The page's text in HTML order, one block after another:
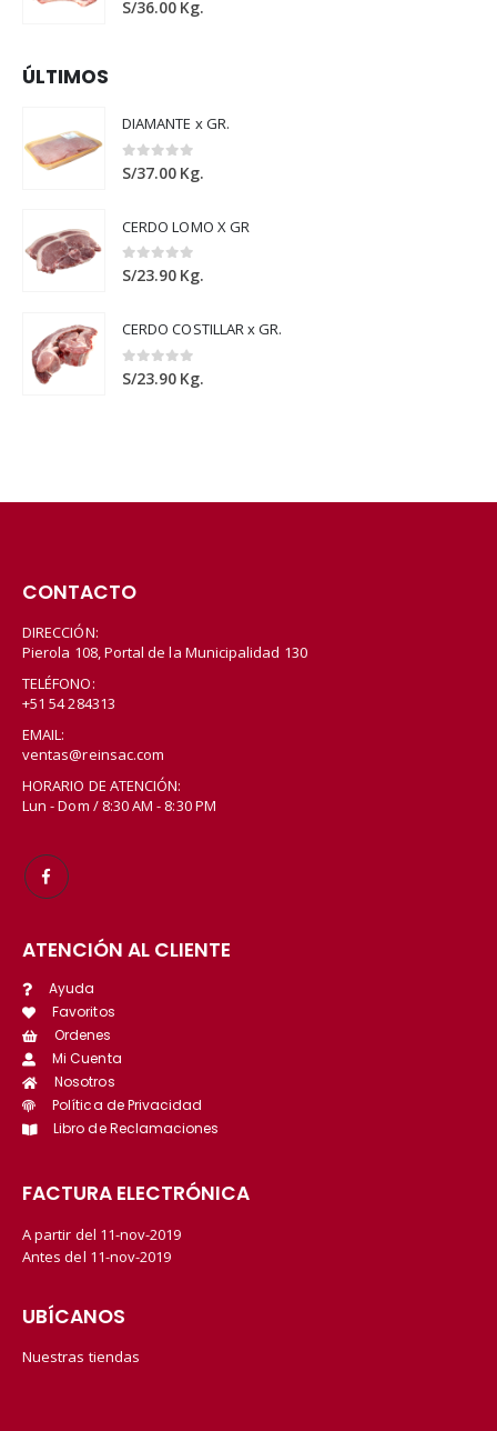
S/36.00 Kg.
ÚLTIMOS
DIAMANTE x GR.
0out of 5
S/37.00 Kg.
CERDO LOMO X GR
0out of 5
S/23.90 Kg.
CERDO COSTILLAR x GR.
0out of 5
S/23.90 Kg.
CONTACTO
DIRECCIÓN:
Pierola 108, Portal de la Municipalidad 130
TELÉFONO:
+51 54 284313
EMAIL:
ventas@reinsac.com
HORARIO DE ATENCIÓN:
Lun - Dom / 8:30 AM - 8:30 PM
ATENCIÓN AL CLIENTE
Ayuda
Favoritos
Ordenes
Mi Cuenta
Nosotros
Política de Privacidad
Libro de Reclamaciones
FACTURA ELECTRÓNICA
A partir del 11-nov-2019
Antes del 11-nov-2019
UBÍCANOS
Nuestras tiendas